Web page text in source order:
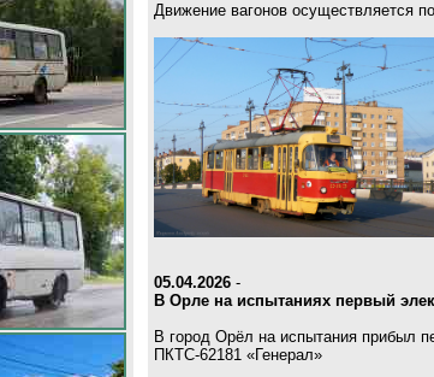
Движение вагонов осуществляется
05.04.2026 -
В Орле на испытаниях первый
В город Орёл на испытания прибыл
ПКТС-62181 «Генерал»